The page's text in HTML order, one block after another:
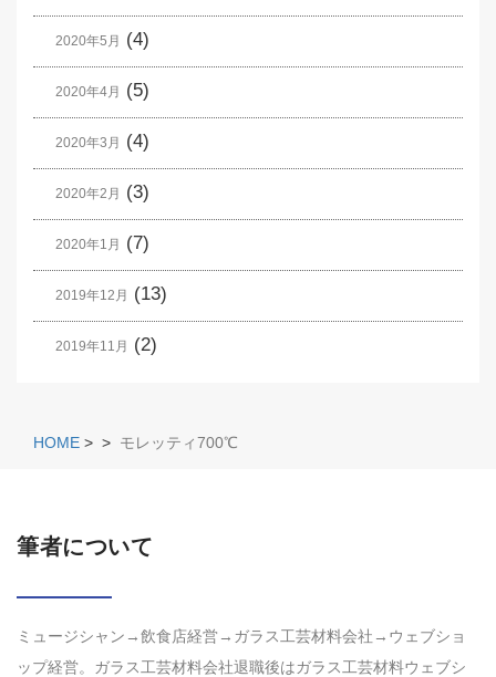
2020年5月 (4)
2020年4月 (5)
2020年3月 (4)
2020年2月 (3)
2020年1月 (7)
2019年12月 (13)
2019年11月 (2)
HOME > > モレッティ700℃
筆者について
ミュージシャン→飲食店経営→ガラス工芸材料会社→ウェブショ
ップ経営。ガラス工芸材料会社退職後はガラス工芸材料ウェブシ